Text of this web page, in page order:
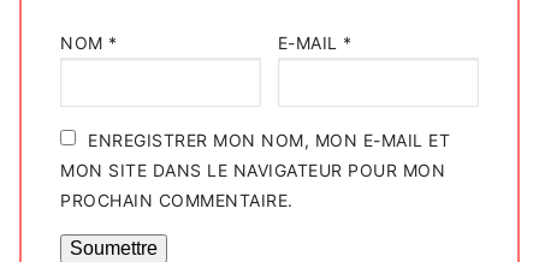
NOM * E-MAIL *
ENREGISTRER MON NOM, MON E-MAIL ET
MON SITE DANS LE NAVIGATEUR POUR MON
PROCHAIN COMMENTAIRE.